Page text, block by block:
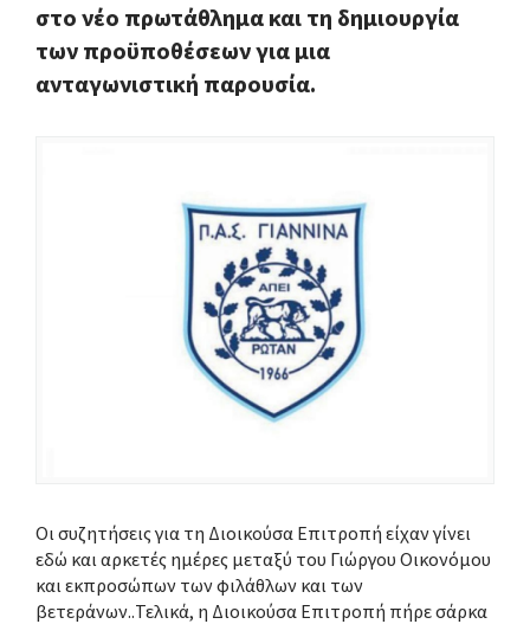
στο νέο πρωτάθλημα και τη δημιουργία
των προϋποθέσεων για μια
ανταγωνιστική παρουσία.
Οι συζητήσεις για τη Διοικούσα Επιτροπή είχαν γίνει
εδώ και αρκετές ημέρες μεταξύ του Γιώργου Οικονόμου
και εκπροσώπων των φιλάθλων και των
βετεράνων..Τελικά, η Διοικούσα Επιτροπή πήρε σάρκα